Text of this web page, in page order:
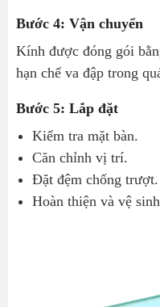
Bước 4: Vận chuyển
Kính được đóng gói
hạn chế va đập trong
Bước 5: Lắp đặt
Kiểm tra mặt bàn.
Căn chỉnh vị trí.
Đặt đệm chống trượt.
Hoàn thiện và vệ